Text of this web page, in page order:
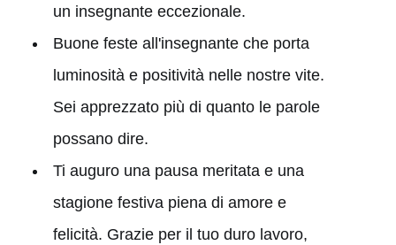
un insegnante eccezionale.
Buone feste all'insegnante che porta
luminosità e positività nelle nostre vite.
Sei apprezzato più di quanto le parole
possano dire.
Ti auguro una pausa meritata e una
stagione festiva piena di amore e
felicità. Grazie per il tuo duro lavoro,